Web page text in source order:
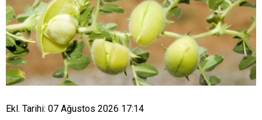
Ekl. Tarihi: 07 Ağustos 2026 17:14